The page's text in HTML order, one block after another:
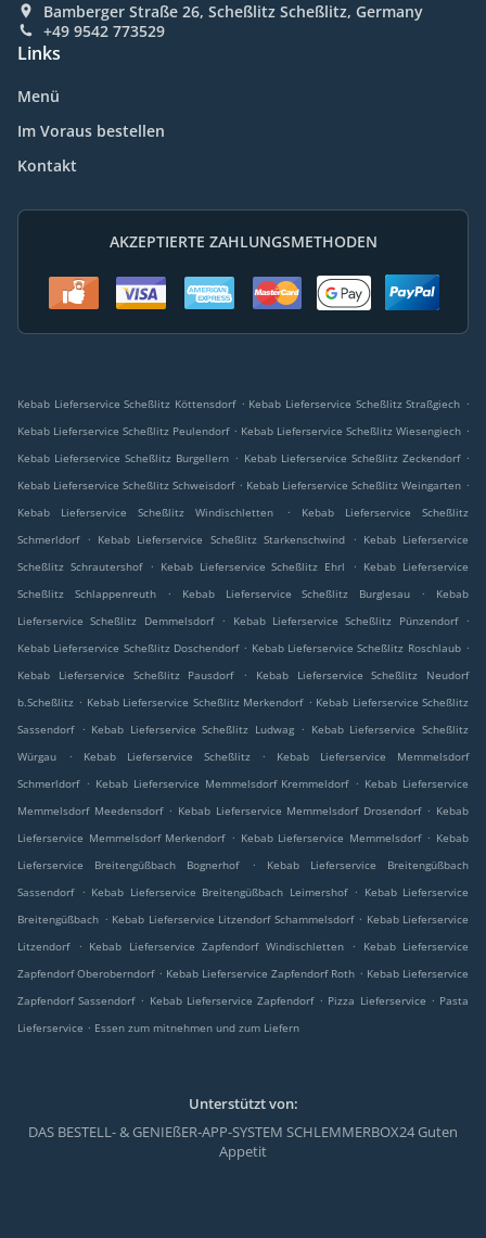
Bamberger Straße 26, Scheßlitz Scheßlitz, Germany
+49 9542 773529
Links
Menü
Im Voraus bestellen
Kontakt
AKZEPTIERTE ZAHLUNGSMETHODEN
Kebab Lieferservice Scheßlitz Köttensdorf . Kebab Lieferservice Scheßlitz Straßgiech .
Kebab Lieferservice Scheßlitz Peulendorf . Kebab Lieferservice Scheßlitz Wiesengiech .
Kebab Lieferservice Scheßlitz Burgellern . Kebab Lieferservice Scheßlitz Zeckendorf .
Kebab Lieferservice Scheßlitz Schweisdorf . Kebab Lieferservice Scheßlitz Weingarten .
Kebab Lieferservice Scheßlitz Windischletten
.
Kebab Lieferservice Scheßlitz
Schmerldorf
. Kebab Lieferservice Scheßlitz Starkenschwind . Kebab Lieferservice
Scheßlitz Schrautershof
. Kebab Lieferservice Scheßlitz Ehrl . Kebab Lieferservice
Scheßlitz Schlappenreuth
. Kebab Lieferservice Scheßlitz Burglesau .
Kebab
Lieferservice Scheßlitz Demmelsdorf
. Kebab Lieferservice Scheßlitz Pünzendorf
.
Kebab Lieferservice Scheßlitz Doschendorf . Kebab Lieferservice Scheßlitz Roschlaub .
Kebab Lieferservice Scheßlitz Pausdorf
.
Kebab Lieferservice Scheßlitz Neudorf
b.Scheßlitz . Kebab Lieferservice Scheßlitz Merkendorf . Kebab Lieferservice Scheßlitz
Sassendorf
. Kebab Lieferservice Scheßlitz Ludwag . Kebab Lieferservice Scheßlitz
Würgau
. Kebab Lieferservice Scheßlitz .
Kebab Lieferservice Memmelsdorf
Schmerldorf . Kebab Lieferservice Memmelsdorf Kremmeldorf . Kebab Lieferservice
Memmelsdorf Meedensdorf . Kebab Lieferservice Memmelsdorf Drosendorf . Kebab
Lieferservice Memmelsdorf Merkendorf . Kebab Lieferservice Memmelsdorf . Kebab
Lieferservice Breitengüßbach Bognerhof
.
Kebab Lieferservice Breitengüßbach
Sassendorf
. Kebab Lieferservice Breitengüßbach Leimershof . Kebab Lieferservice
Breitengüßbach . Kebab Lieferservice Litzendorf Schammelsdorf . Kebab Lieferservice
Litzendorf
. Kebab Lieferservice Zapfendorf Windischletten .
Kebab Lieferservice
Zapfendorf Oberoberndorf . Kebab Lieferservice Zapfendorf Roth . Kebab Lieferservice
Zapfendorf Sassendorf . Kebab Lieferservice Zapfendorf . Pizza Lieferservice . Pasta
Lieferservice . Essen zum mitnehmen und zum Liefern
Unterstützt von:
DAS BESTELL- & GENIEßER-APP-SYSTEM SCHLEMMERBOX24 Guten
Appetit